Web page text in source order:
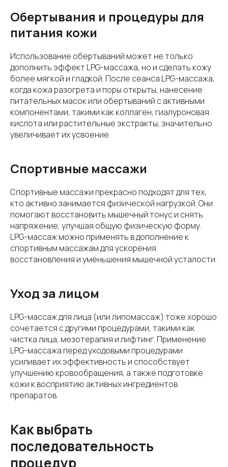
Обертывания и процедуры для
питания кожи
Использование обертываний может не только
дополнить эффект LPG-массажа, но и сделать кожу
более мягкой и гладкой. После сеанса LPG-массажа,
когда кожа разогрета и поры открыты, нанесение
питательных масок или обертываний с активными
компонентами, такими как коллаген, гиалуроновая
кислота или растительные экстракты, значительно
увеличивает их усвоение.
Спортивные массажи
Спортивные массажи прекрасно подходят для тех,
кто активно занимается физической нагрузкой. Они
помогают восстановить мышечный тонус и снять
напряжение, улучшая общую физическую форму.
LPG-массаж можно применять в дополнение к
спортивным массажам для ускорения
восстановления и уменьшения мышечной усталости.
Уход за лицом
LPG-массаж для лица (или липомассаж) тоже хорошо
сочетается с другими процедурами, такими как
чистка лица, мезотерапия и лифтинг. Применение
LPG-массажа перед уходовыми процедурами
усиливает их эффективность и способствует
улучшению кровообращения, а также подготовке
кожи к восприятию активных ингредиентов
препаратов.
Как выбрать
последовательность
процедур